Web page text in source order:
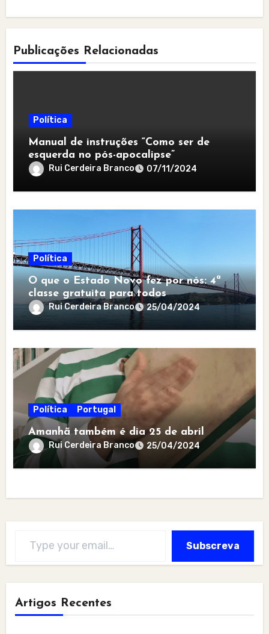
Publicações Relacionadas
Política
Manual de instruções “Como ser de
esquerda no pós-apocalipse”
Rui Cerdeira Branco 07/11/2024
Política
O que o Estado Novo fez por nós: 4ª
classe gratuita para todos
Rui Cerdeira Branco 25/04/2024
Política Portugal
Amanhã também é dia 25 de abril
Rui Cerdeira Branco 25/04/2024
Subscreva
Artigos Recentes